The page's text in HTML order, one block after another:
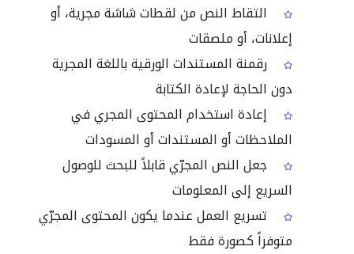
التقاط النص من لقطات شاشة مجرية، أو
إعلانات، أو ملصقات
رقمنة المستندات الورقية باللغة المجرية
دون الحاجة لإعادة الكتابة
إعادة استخدام المحتوى المجري في
الملاحظات أو المستندات أو المسودات
جعل النص المجرّي قابلاً للبحث للوصول
السريع إلى المعلومات
تسريع العمل عندما يكون المحتوى المجرّي
متوفراً كصورة فقط